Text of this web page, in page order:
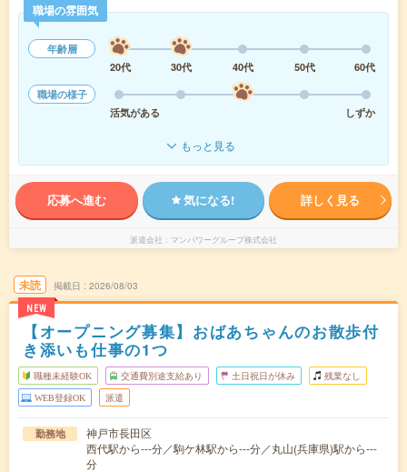
職場の雰囲気
年齢層
20代
30代 40代 50代
60代
職場の様子
活気がある
しずか
もっと見る
応募へ進む 気になる! 詳しく見る
派遣会社 マンパワーグループ株式会社
未読
NEW
掲載日 2026/08/03
【オープニング募集】おばあちゃんのお散歩付
き添いも仕事の1つ
職種未経験OK 交通費別途支給あり 土日祝日が休み 残業なし
WEB登録OK 派遣
勤務地
神戸市長田区
西代駅から---分／駒ケ林駅から---分／丸山(兵庫県)駅から---
分